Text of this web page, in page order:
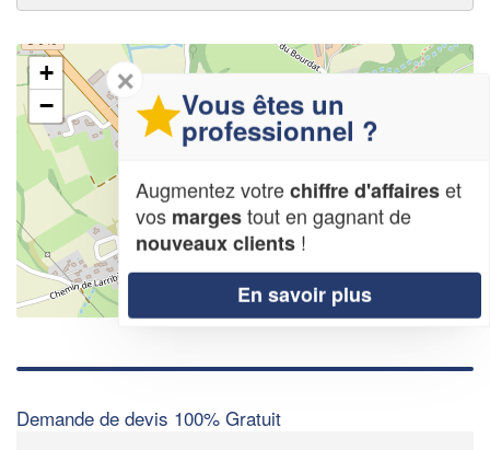
+
−
OpenStreetMap contributors,
Demande de devis 100% Gratuit
✕
Vous êtes un
professionnel ?
Augmentez votrechiffre d'affaireset
vos margestout en gagnant de
nouveaux clients !
En savoir plus